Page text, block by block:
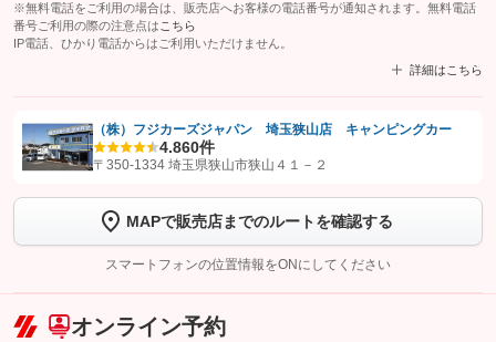
※無料電話をご利用の場合は、販売店へお客様の電話番号が通知されます。無料電話
番号ご利用の際の注意点は こちら
IP電話、ひかり電話からはご利用いただけません。
詳細はこちら
【STEP1】認証画面でグーネットを友だち追加してから「許可する」ボタンを押
トーク画面で
ボタンをタップして問い合わせを
完了してください。
こちら
（株）フジカーズジャパン 埼玉狭山店 キャンピングカー
4.860件
〒350-1334 埼玉県狭山市狭山４１－２
MAPで販売店までのルートを確認する
スマートフォンの位置情報をONにしてください
オンライン予約